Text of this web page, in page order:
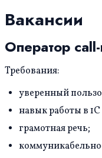
Вакансии
Оператор
Требования:
уверенный
навык работы в
грамотная речь;